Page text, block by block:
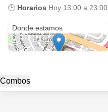
🕒 Horarios Hoy 13:00 a 23:00
Donde estamos
Combos